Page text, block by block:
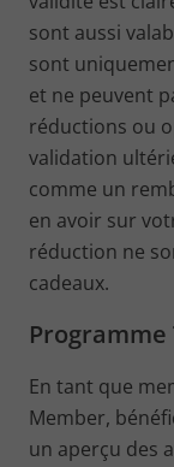
sont aussi
sont
et ne peuvent
réductions ou
validation
comme un
en avoir sur
réduction ne
cadeaux.
Programme
En tant que
Member,
un aperçu des